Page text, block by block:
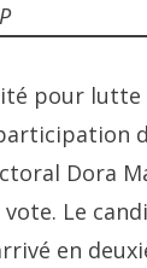
pour
Dora
Le
en